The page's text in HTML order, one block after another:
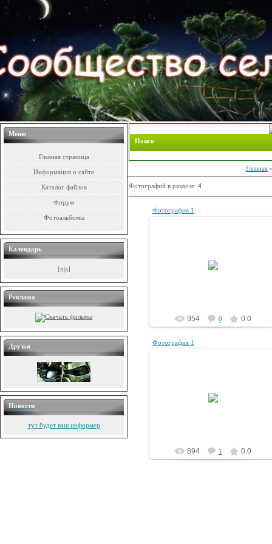
Меню
Главная страница
Информация о сайте
Каталог файлов
Форум
Фотоальбомы
Календарь
[n|a]
Реклама
Друзья
Новости
тут будет ваш информер
Поиск
Главная
Фотографий в разделе: 4
Фотография 1
954 0 0.0
Фотография 1
894 1 0.0